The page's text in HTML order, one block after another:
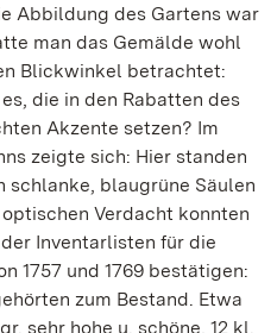
Abbildung des Gartens war
man das Gemälde wohl
Blickwinkel betrachtet:
die in den Rabatten des
Akzente setzen? Im
zeigte sich: Hier standen
schlanke, blaugrüne Säulen
Verdacht konnten
Inventarlisten für die
1757 und 1769 bestätigen:
zum Bestand. Etwa
sehr hohe u. schöne, 12 kl.